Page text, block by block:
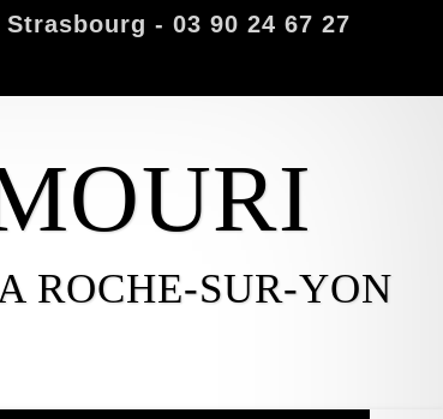
- 03 90 24 67 27
ROCHE-SUR-YON